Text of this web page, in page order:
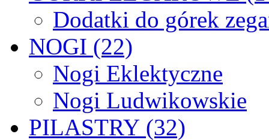
Dodatki do górek
NOGI (22)
Nogi Eklektyczne
Nogi Ludwikowskie
PILASTRY (32)